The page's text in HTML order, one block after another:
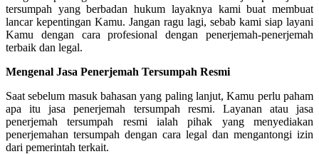
tersumpah yang berbadan hukum layaknya kami buat membuat
lancar kepentingan Kamu. Jangan ragu lagi, sebab kami siap layani
Kamu dengan cara profesional dengan penerjemah-penerjemah
terbaik dan legal.
Mengenal Jasa Penerjemah Tersumpah Resmi
Saat sebelum masuk bahasan yang paling lanjut, Kamu perlu paham
apa itu jasa penerjemah tersumpah resmi. Layanan atau jasa
penerjemah tersumpah resmi ialah pihak yang menyediakan
penerjemahan tersumpah dengan cara legal dan mengantongi izin
dari pemerintah terkait.